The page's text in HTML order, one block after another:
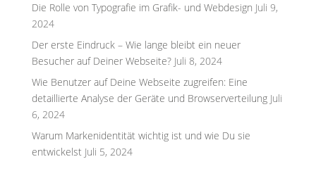
Die Rolle von Typografie im Grafik- und Webdesign Juli 9,
2024
Der erste Eindruck – Wie lange bleibt ein neuer
Besucher auf Deiner Webseite? Juli 8, 2024
Wie Benutzer auf Deine Webseite zugreifen: Eine
detaillierte Analyse der Geräte und Browserverteilung Juli
6, 2024
Warum Markenidentität wichtig ist und wie Du sie
entwickelst Juli 5, 2024